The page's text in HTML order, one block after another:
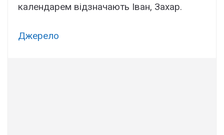
календарем відзначають Іван, Захар.
Джерело